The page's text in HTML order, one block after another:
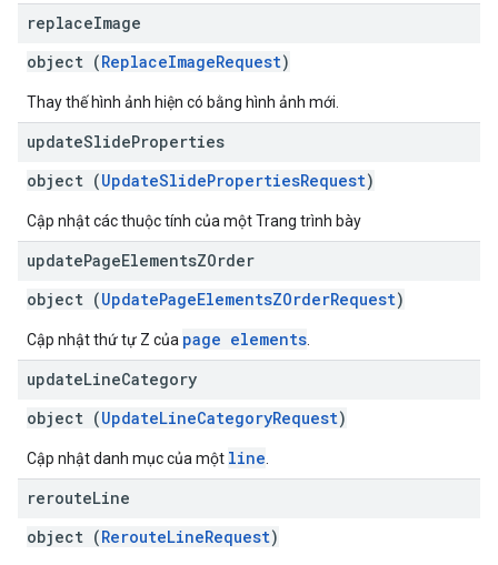
replaceImage
object (ReplaceImageRequest)
Thay thế hình ảnh hiện có bằng hình ảnh mới.
updateSlideProperties
object (UpdateSlidePropertiesRequest)
Cập nhật các thuộc tính của một Trang trình bày
updatePageElementsZOrder
object (UpdatePageElementsZOrderRequest)
Cập nhật thứ tự Z của page elements
updateLineCategory
object (UpdateLineCategoryRequest)
Cập nhật danh mục của một line
rerouteLine
object (RerouteLineRequest)